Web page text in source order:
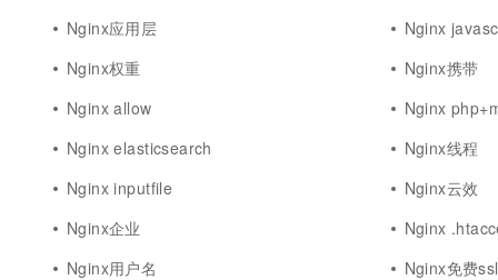
Nginx应用层
Nginx
Nginx权重
Nginx携带
Nginx allow
Nginx
Nginx elasticsearch
Nginx线程
Nginx inputfile
Nginx云效
Nginx企业
Nginx
Nginx用户名
Nginx免费ssl